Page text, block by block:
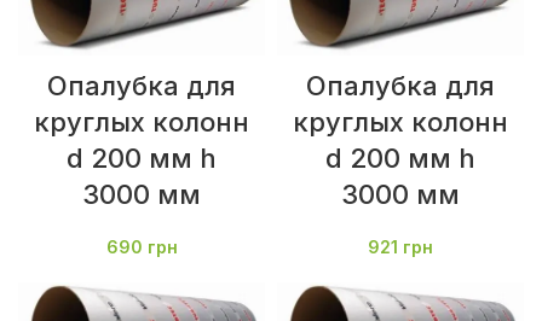
Опалубка для
круглых колонн
d 200 мм h
3000 мм
690 грн
Опалубка для
круглых колонн
d 200 мм h
3000 мм
921 грн